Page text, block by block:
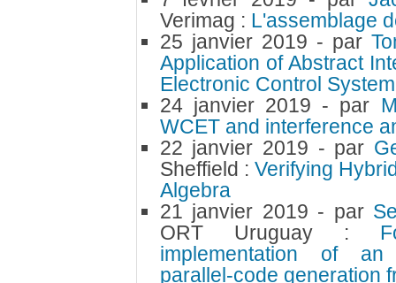
Verimag : L'assemblage
25 janvier 2019 - par
Application of Abstract
Electronic Control System
24 janvier 2019 - par
WCET and interference
22 janvier 2019 - par
Sheffield : Verifying
Algebra
21 janvier 2019 - par
ORT Uruguay :
implementation of an
parallel-code generation